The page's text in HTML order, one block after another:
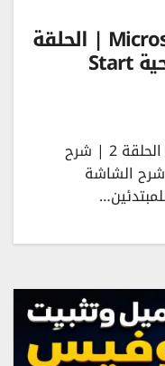
دورة وكورس Microsoft Word | الحلقة
2 | شرح الشاشة الافتتاحية Start
دورة وكورس Microsoft Word | الحلقة 2 | شرح
الشاشة الافتتاحية Start Screen شرح الشاشة